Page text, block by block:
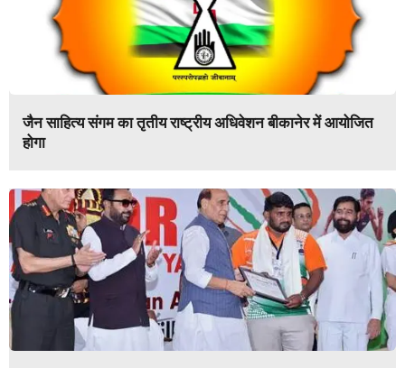
जैन साहित्य संगम का तृतीय राष्ट्रीय अधिवेशन बीकानेर में आयोजित
होगा